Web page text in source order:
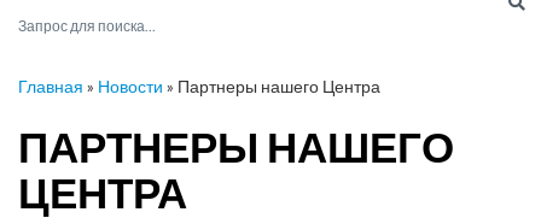
Главная » Новости » Партнеры нашего Центра
ПАРТНЕРЫ НАШЕГО
ЦЕНТРА